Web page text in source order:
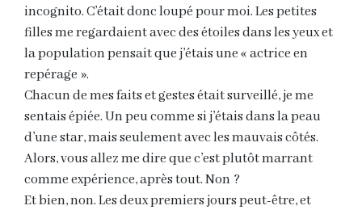
incognito. C’était donc loupé pour moi. Les petites
filles me regardaient avec des étoiles dans les yeux et
la population pensait que j’étais une « actrice en
repérage ».
Chacun de mes faits et gestes était surveillé, je me
sentais épiée. Un peu comme si j’étais dans la peau
d’une star, mais seulement avec les mauvais côtés.
Alors, vous allez me dire que c’est plutôt marrant
comme expérience, après tout. Non ?
Et bien, non. Les deux premiers jours peut-être, et